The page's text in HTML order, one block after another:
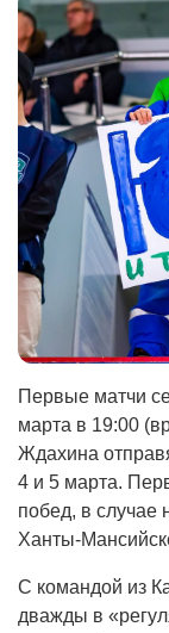
Первые матчи
марта в 19:00
Ждахина
4 и 5 марта.
побед, в случае
Ханты-
С командой из
дважды в